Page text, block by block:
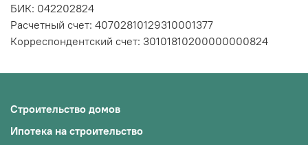
БИК: 042202824
Расчетный счет: 40702810129310001377
Корреспондентский счет: 30101810200000000824
Строительство домов
Ипотека на строительство